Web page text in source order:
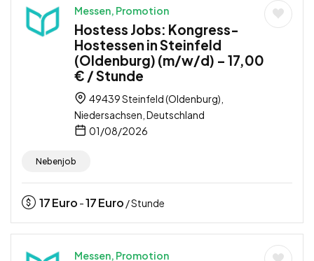
Messen, Promotion
Hostess Jobs: Kongress-
Hostessen in Steinfeld
(Oldenburg) (m/w/d) – 17,00
€ / Stunde
49439 Steinfeld (Oldenburg),
Niedersachsen, Deutschland
01/08/2026
Nebenjob
17Euro -17Euro / Stunde
Messen, Promotion